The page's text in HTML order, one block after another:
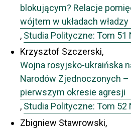
blokującym? Relacje
wójtem w układach
, Studia Polityczne: Tom 51
Krzysztof Szczerski,
Wojna rosyjsko-ukraińska
Narodów Zjednoczonych –
pierwszym okresie agresji
, Studia Polityczne: Tom 52
Zbigniew Stawrowski,